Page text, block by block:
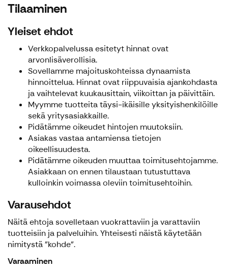
Tilaaminen
Yleiset ehdot
Verkkopalvelussa esitetyt hinnat ovat
arvonlisäverollisia.
Sovellamme majoituskohteissa dynaamista
hinnoittelua. Hinnat ovat riippuvaisia ajankohdasta
ja vaihtelevat kuukausittain, viikoittan ja päivittäin.
Myymme tuotteita täysi-ikäisille yksityishenkilöille
sekä yritysasiakkaille.
Pidätämme oikeudet hintojen muutoksiin.
Asiakas vastaa antamiensa tietojen
oikeellisuudesta.
Pidätämme oikeuden muuttaa toimitusehtojamme.
Asiakkaan on ennen tilaustaan tutustuttava
kulloinkin voimassa oleviin toimitusehtoihin.
Varausehdot
Näitä ehtoja sovelletaan vuokrattaviin ja varattaviin
tuotteisiin ja palveluihin. Yhteisesti näistä käytetään
nimitystä "kohde".
Varaaminen